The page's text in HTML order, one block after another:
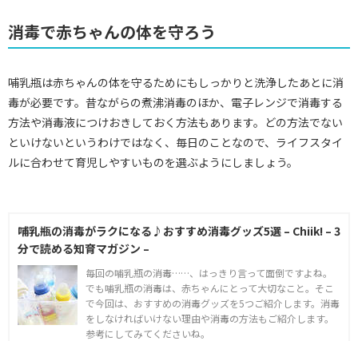
消毒で赤ちゃんの体を守ろう
哺乳瓶は赤ちゃんの体を守るためにもしっかりと洗浄したあとに消
毒が必要です。昔ながらの煮沸消毒のほか、電子レンジで消毒する
方法や消毒液につけおきしておく方法もあります。どの方法でない
といけないというわけではなく、毎日のことなので、ライフスタイ
ルに合わせて育児しやすいものを選ぶようにしましょう。
哺乳瓶の消毒がラクになる♪おすすめ消毒グッズ5選 – Chiik! – 3
分で読める知育マガジン –
毎回の哺乳瓶の消毒……、はっきり言って面倒ですよね。
でも哺乳瓶の消毒は、赤ちゃんにとって大切なこと。そこ
で今回は、おすすめの消毒グッズを5つご紹介します。消毒
をしなければいけない理由や消毒の方法もご紹介します。
参考にしてみてくださいね。